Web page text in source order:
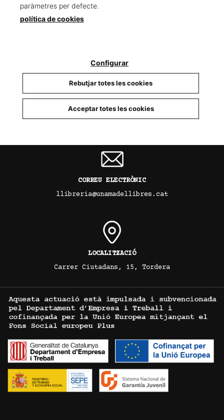
INSTAGRAM
@llibreria_unamadellibres
CORREU ELECTRÒNIC
llibreria@unamadellibres.cat
LOCALITZACIÓ
Carrer Ciutadans, 15, Tordera
paràmetres per defecte.
política de cookies
Configurar
Rebutjar totes les cookies
Acceptar totes les cookies